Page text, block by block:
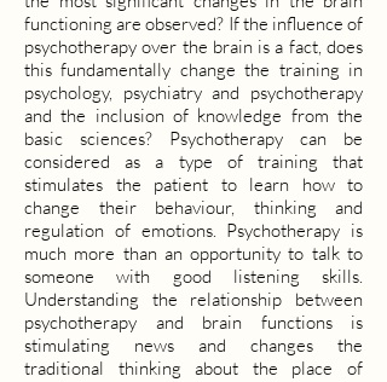
functioning are observed? If the influence of
psychotherapy over the brain is a fact, does
this fundamentally change the training in
psychology, psychiatry and psychotherapy
and the inclusion of knowledge from the
basic sciences? Psychotherapy can be
considered as a type of training that
stimulates the patient to learn how to
change their behaviour, thinking and
regulation of emotions. Psychotherapy is
much more than an opportunity to talk to
someone with good listening skills.
Understanding the relationship between
psychotherapy and brain functions is
stimulating news and changes the
traditional thinking about the place of